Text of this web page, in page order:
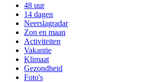
48 uur
14 dagen
Neerslagradar
Zon en maan
Activiteiten
Vakantie
Klimaat
Gezondheid
Foto's